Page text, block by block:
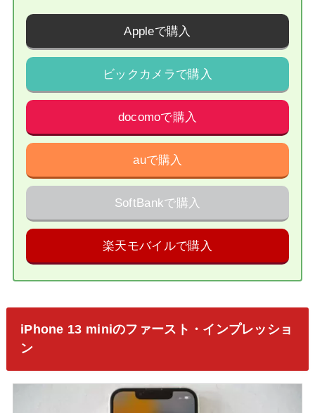
Appleで購入
ビックカメラで購入
docomoで購入
auで購入
SoftBankで購入
楽天モバイルで購入
iPhone 13 miniのファースト・インプレッショ
ン